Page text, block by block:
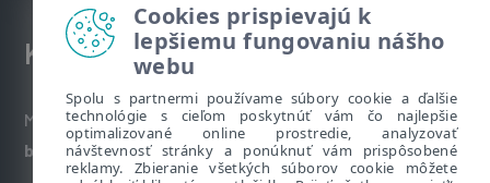
Kontakt
Máte nezodpovedané otázky? Napíšte nám:
bezpecnenanete@eset.sk
Cookies prispievajú k
lepšiemu fungovaniu nášho
webu
Spolu s partnermi používame súbory cookie a ďalšie
technológie s cieľom poskytnúť vám čo najlepšie
optimalizované online prostredie, analyzovať
návštevnosť stránky a ponúknuť vám prispôsobené
reklamy. Zbieranie všetkých súborov cookie môžete